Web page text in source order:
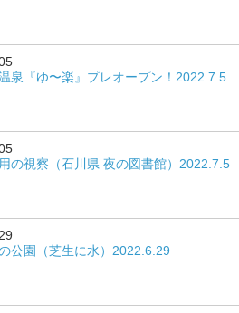
泉『ゆ〜楽』プレオープン！2022.7.5
の視察（石川県 夜の図書館）2022.7.5
公園（芝生に水）2022.6.29